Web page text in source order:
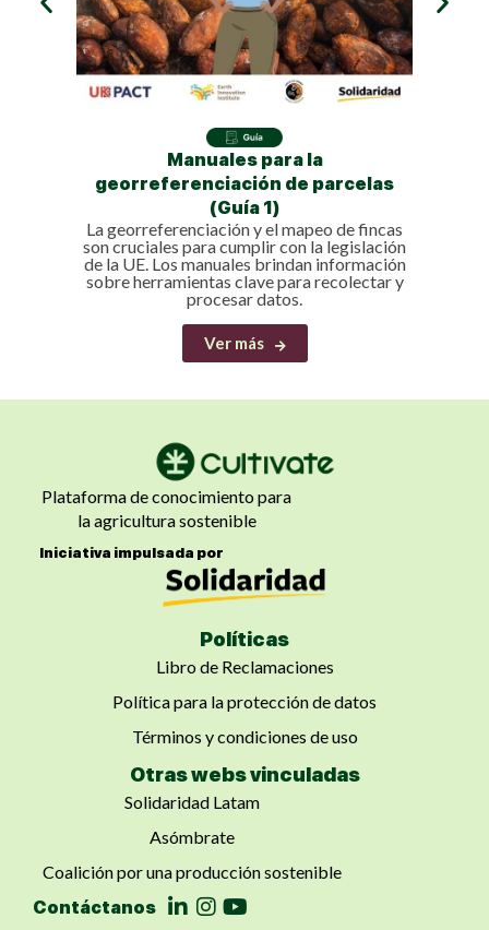
Manuales para la
georreferenciación de parcelas
(Guía 1)
La georreferenciación y el mapeo de fincas
son cruciales para cumplir con la legislación
de la UE. Los manuales brindan información
sobre herramientas clave para recolectar y
procesar datos.
Ver más
Plataforma de conocimiento para
la agricultura sostenible
Iniciativa impulsada por
Políticas
Libro de Reclamaciones
Política para la protección de datos
Términos y condiciones de uso
Otras webs vinculadas
Solidaridad Latam
Asómbrate
Coalición por una producción sostenible
Contáctanos